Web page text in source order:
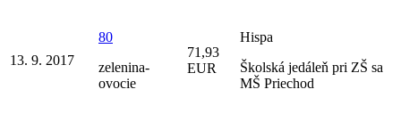
13. 9. 2017
80
zelenina-
ovocie
71,93
EUR
Hispa
Školská jedáleň pri ZŠ sa
MŠ Priechod